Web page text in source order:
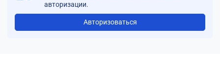
авторизации.
Авторизоваться